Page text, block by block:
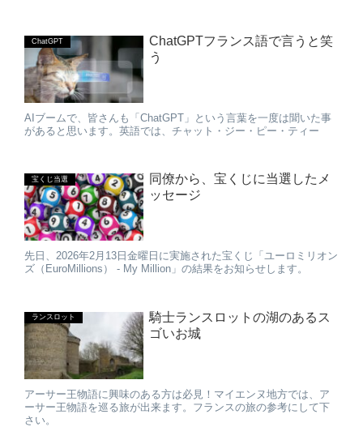
ChatGPT
ChatGPTフランス語で言うと笑
う
AIブームで、皆さんも「ChatGPT」という言葉を一度は聞いた事
があると思います。英語では、チャット・ジー・ピー・ティー
宝くじ当選
同僚から、宝くじに当選したメ
ッセージ
先日、2026年2月13日金曜日に実施された宝くじ「ユーロミリオン
ズ（EuroMillions） - My Million」の結果をお知らせします。
ランスロット
騎士ランスロットの湖のあるス
ゴいお城
アーサー王物語に興味のある方は必見！マイエンヌ地方では、ア
ーサー王物語を巡る旅が出来ます。フランスの旅の参考にして下
さい。